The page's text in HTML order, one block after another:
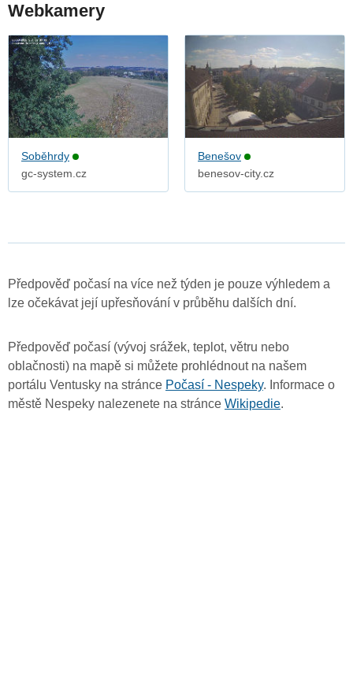
Webkamery
Soběhrdy
gc-system.cz
Benešov
benesov-city.cz
Předpověď počasí na více než týden je pouze výhledem a
lze očekávat její upřesňování v průběhu dalších dní.
Předpověď počasí (vývoj srážek, teplot, větru nebo
oblačnosti) na mapě si můžete prohlédnout na našem
portálu Ventusky na stránce Počasí - Nespeky. Informace o
městě Nespeky nalezenete na stránce Wikipedie.